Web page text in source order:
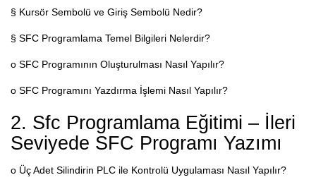
§ Kursör Sembolü ve Giriş Sembolü Nedir?
§ SFC Programlama Temel Bilgileri Nelerdir?
o SFC Programının Oluşturulması Nasıl Yapılır?
o SFC Programını Yazdırma İşlemi Nasıl Yapılır?
2. Sfc Programlama Eğitimi – İleri
Seviyede SFC Programı Yazımı
o Üç Adet Silindirin PLC ile Kontrolü Uygulaması Nasıl Yapılır?